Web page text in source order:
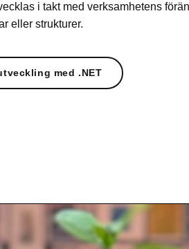
i takt med verksamhetens
eller strukturer.
med .NET